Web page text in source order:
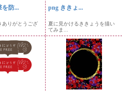
を防...
ありがとうござ
png ききょ...
夏に見かけるききょうを描い
てみま...